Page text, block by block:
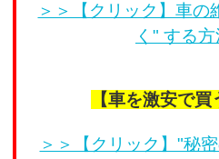
＞＞【クリック】車の
く" する
【車を激安で買
＞＞【クリック】"秘